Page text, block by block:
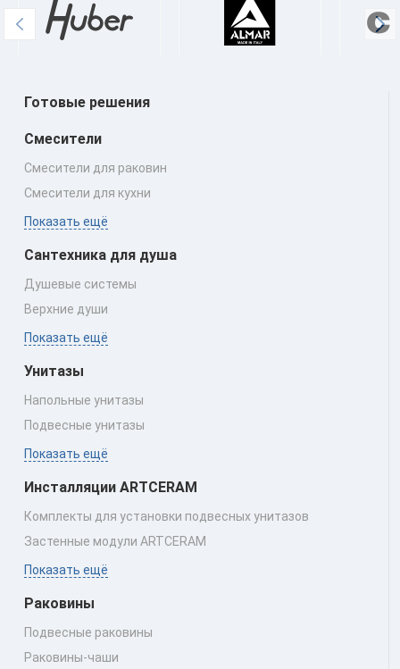
Готовые решения
Смесители
Смесители для раковин
Смесители для кухни
Показать ещё
Сантехника для душа
Душевые системы
Верхние души
Показать ещё
Унитазы
Напольные унитазы
Подвесные унитазы
Показать ещё
Инсталляции ARTCERAM
Комплекты для установки подвесных унитазов
Застенные модули ARTCERAM
Показать ещё
Раковины
Подвесные раковины
Раковины‑чаши